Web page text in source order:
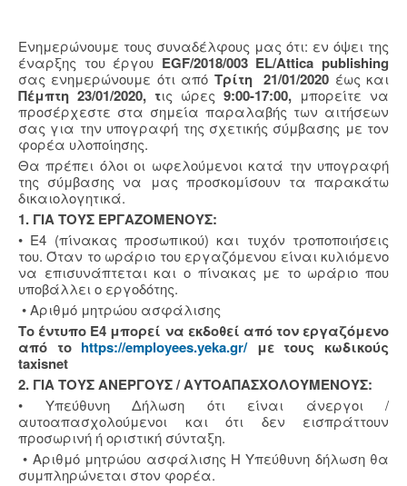
Ενημερώνουμε τους συναδέλφους μας ότι: εν όψει της
έναρξης του έργου EGF/2018/003 EL/Attica publishing
σας ενημερώνουμε ότι από Τρίτη 21/01/2020 έως και
Πέμπτη 23/01/2020, τις ώρες 9:00-17:00, μπορείτε να
προσέρχεστε στα σημεία παραλαβής των αιτήσεων
σας για την υπογραφή της σχετικής σύμβασης με τον
φορέα υλοποίησης.
Θα πρέπει όλοι οι ωφελούμενοι κατά την υπογραφή
της σύμβασης να μας προσκομίσουν τα παρακάτω
δικαιολογητικά.
1. ΓΙΑ ΤΟΥΣ ΕΡΓΑΖΟΜΕΝΟΥΣ:
• Ε4 (πίνακας προσωπικού) και τυχόν τροποποιήσεις
του. Όταν το ωράριο του εργαζόμενου είναι κυλιόμενο
να επισυνάπτεται και ο πίνακας με το ωράριο που
υποβάλλει ο εργοδότης.
• Αριθμό μητρώου ασφάλισης
Το έντυπο Ε4 μπορεί να εκδοθεί από τον εργαζόμενο
από το https://employees.yeka.gr/με τους κωδικούς
taxisnet
2. ΓΙΑ ΤΟΥΣ ΑΝΕΡΓΟΥΣ / ΑΥΤΟΑΠΑΣΧΟΛΟΥΜΕΝΟΥΣ:
• Υπεύθυνη Δήλωση ότι είναι άνεργοι /
αυτοαπασχολούμενοι και ότι δεν εισπράττουν
προσωρινή ή οριστική σύνταξη.
• Αριθμό μητρώου ασφάλισης Η Υπεύθυνη δήλωση θα
συμπληρώνεται στον φορέα.